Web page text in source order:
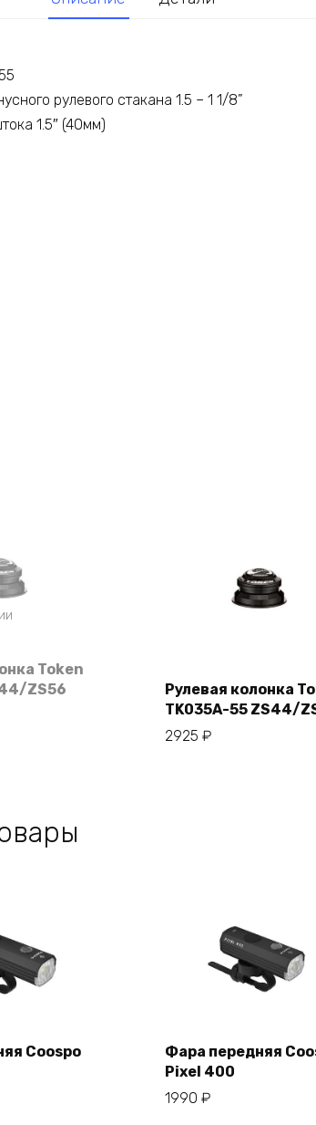
рулевого стакана 1.5 – 1 1/8”
1.5″ (40мм)
Token
ZS56
В корзину
Рулевая колонка
TK035A-55 ZS44/
2925 ₽
Coospo
Фара передняя
Pixel 400
1990 ₽